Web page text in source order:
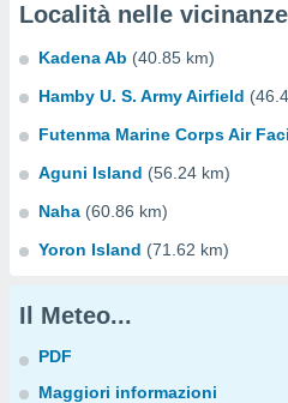
Località nelle vicinanze
Kadena Ab (40.85 km)
Hamby U. S. Army Airfield
Futenma Marine Corps Air
Aguni Island (56.24 km)
Naha (60.86 km)
Yoron Island (71.62 km)
Il Meteo...
PDF
Maggiori informazioni